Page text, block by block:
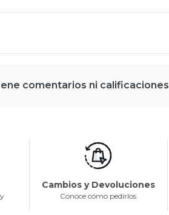
comentarios ni calificaciones
Cambios y Devoluciones
Conoce cómo pedirlos